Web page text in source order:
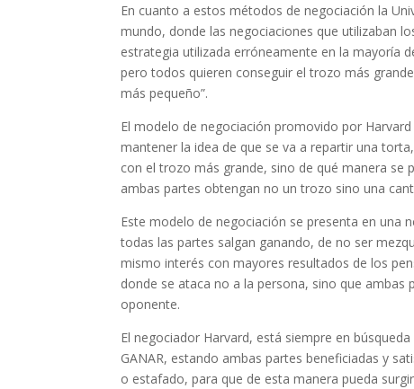
En cuanto a estos métodos de negociación la
mundo, donde las negociaciones que utilizaban
estrategia utilizada erróneamente en la mayoría
pero todos quieren conseguir el trozo más
más pequeño”.
El modelo de negociación promovido por
mantener la idea de que se va a repartir una
con el trozo más grande, sino de qué manera
ambas partes obtengan no un trozo sino una
Este modelo de negociación se presenta en una
todas las partes salgan ganando, de no ser
mismo interés con mayores resultados de los
donde se ataca no a la persona, sino que
oponente.
El negociador Harvard, está siempre en
GANAR, estando ambas partes beneficiadas y
o estafado, para que de esta manera pueda